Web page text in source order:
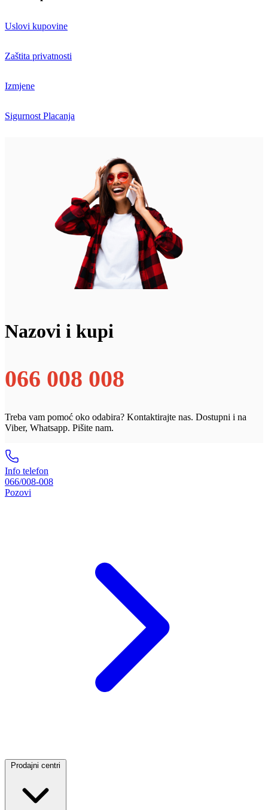
Uslovi kupovine
Zaštita privatnosti
Izmjene
Sigurnost Placanja
Nazovi i kupi
066 008 008
Treba vam pomoć oko odabira? Kontaktirajte nas. Dostupni i na
Viber, Whatsapp. Pišite nam.
Info telefon
066/008-008
Pozovi
Prodajni centri